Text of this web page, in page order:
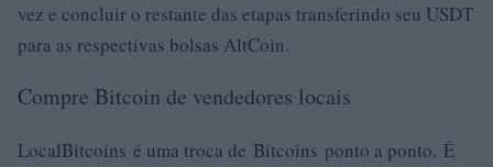
vez e concluir o restante das etapas transferindo seu USDT
para as respectivas bolsas AltCoin.
Compre Bitcoin de vendedores locais
LocalBitcoins é uma troca de Bitcoins ponto a ponto. É